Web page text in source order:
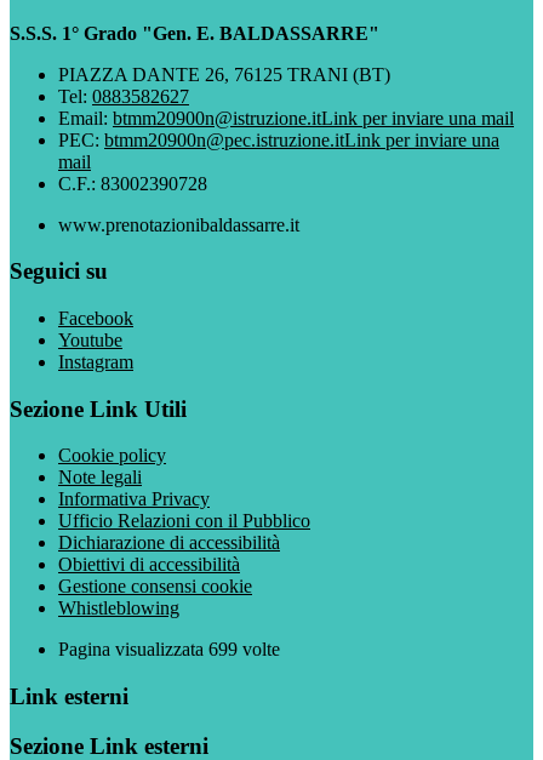
S.S.S. 1° Grado "Gen. E. BALDASSARRE"
PIAZZA DANTE 26, 76125 TRANI (BT)
Tel: 0883582627
Email: btmm20900n@istruzione.itLink per inviare una mail
PEC: btmm20900n@pec.istruzione.itLink per inviare una
mail
C.F.: 83002390728
www.prenotazionibaldassarre.it
Seguici su
Facebook
Youtube
Instagram
Sezione Link Utili
Cookie policy
Note legali
Informativa Privacy
Ufficio Relazioni con il Pubblico
Dichiarazione di accessibilità
Obiettivi di accessibilità
Gestione consensi cookie
Whistleblowing
Pagina visualizzata 699 volte
Link esterni
Sezione Link esterni